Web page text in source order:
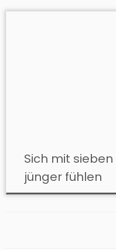
Sich mit
jünger fühlen